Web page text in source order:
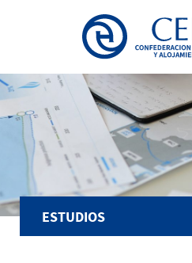
principal
barra
lateral
principal
ESTUDIOS